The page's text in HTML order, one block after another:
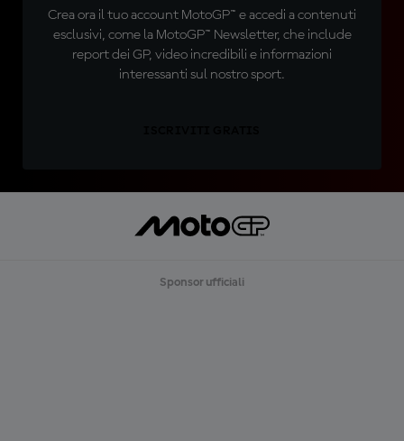
Crea ora il tuo account MotoGP™ e accedi a contenuti
esclusivi, come la MotoGP™ Newsletter, che include
report dei GP, video incredibili e informazioni
interessanti sul nostro sport.
Sponsor ufficiali